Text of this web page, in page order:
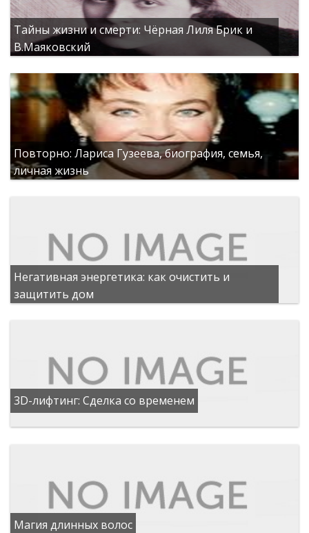
Тайны жизни и смерти: Чёрная Лиля Брик и
В.Маяковский
Повторно: Лариса Гузеева, биография, семья,
личная жизнь
Негативная энергетика: как очистить и
защитить дом
3D-лифтинг: Сделка со временем
Магия длинных волос